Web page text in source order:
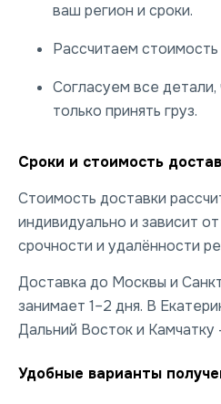
ваш регион и сроки.
Рассчитаем
Согласуем все
только принять груз.
Сроки и стоимость
Стоимость доставки
индивидуально и зависит
срочности и удалённости
Доставка до Москвы и
занимает 1–2 дня. В
Дальний Восток и Камчатку
Удобные варианты